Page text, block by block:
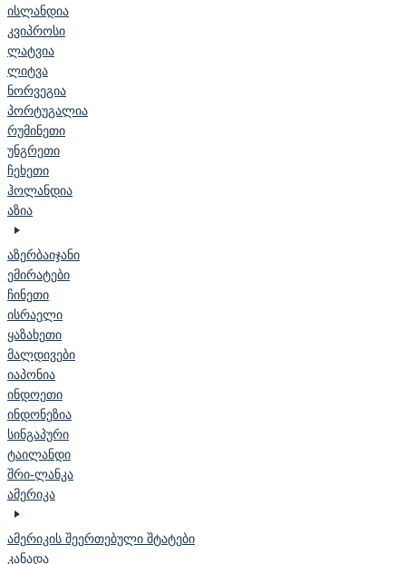
ისლანდია
კვიპროსი
ლატვია
ლიტვა
ნორვეგია
პორტუგალია
რუმინეთი
უნგრეთი
ჩეხეთი
ჰოლანდია
აზია
აზერბაიჯანი
ემირატები
ჩინეთი
ისრაელი
ყაზახეთი
მალდივები
იაპონია
ინდოეთი
ინდონეზია
სინგაპური
ტაილანდი
შრი-ლანკა
ამერიკა
ამერიკის შეერთებული შტატები
კანადა